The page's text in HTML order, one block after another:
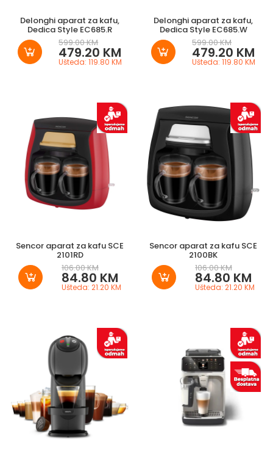
Delonghi aparat za kafu,
Dedica Style EC685.R
599.00 KM
479.20 KM
Ušteda: 119.80 KM
Delonghi aparat za kafu,
Dedica Style EC685.W
599.00 KM
479.20 KM
Ušteda: 119.80 KM
Sencor aparat za kafu SCE
2101RD
106.00 KM
84.80 KM
Ušteda: 21.20 KM
Sencor aparat za kafu SCE
2100BK
106.00 KM
84.80 KM
Ušteda: 21.20 KM